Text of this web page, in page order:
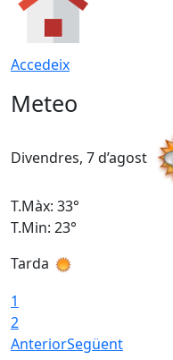
Accedeix
Meteo
Divendres, 7 d’agost
T.Màx: 33°
T.Min: 23°
Tarda
1
2
AnteriorSegüent